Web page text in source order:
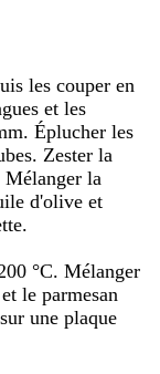
les couper en
et les
Éplucher les
Zester la
Mélanger la
d'olive et
°C. Mélanger
le parmesan
une plaque